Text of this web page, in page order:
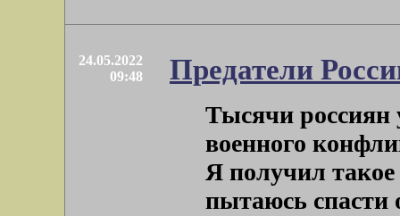
24.05.2022
09:48
Предатели
Тысячи россиян
военного
Я получил такое
пытаюсь спасти